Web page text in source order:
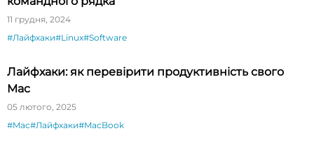
11 грудня, 2024
#Лайфхаки#Linux#Software
Лайфхаки: як перевірити продуктивність свого
Mac
05 лютого, 2025
#Mac#Лайфхаки#MacBook